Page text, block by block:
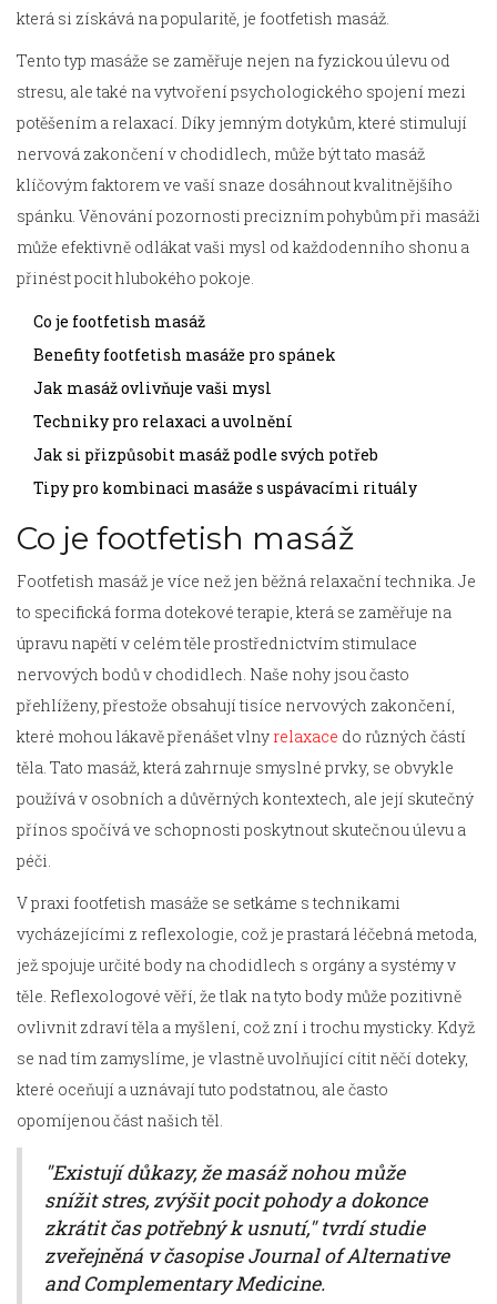
která si získává na popularitě, je footfetish masáž.
Tento typ masáže se zaměřuje nejen na fyzickou úlevu od
stresu, ale také na vytvoření psychologického spojení mezi
potěšením a relaxací. Díky jemným dotykům, které stimulují
nervová zakončení v chodidlech, může být tato masáž
klíčovým faktorem ve vaší snaze dosáhnout kvalitnějšího
spánku. Věnování pozornosti precizním pohybům při masáži
může efektivně odlákat vaši mysl od každodenního shonu a
přinést pocit hlubokého pokoje.
Co je footfetish masáž
Benefity footfetish masáže pro spánek
Jak masáž ovlivňuje vaši mysl
Techniky pro relaxaci a uvolnění
Jak si přizpůsobit masáž podle svých potřeb
Tipy pro kombinaci masáže s uspávacími rituály
Co je footfetish masáž
Footfetish masáž je více než jen běžná relaxační technika. Je
to specifická forma dotekové terapie, která se zaměřuje na
úpravu napětí v celém těle prostřednictvím stimulace
nervových bodů v chodidlech. Naše nohy jsou často
přehlíženy, přestože obsahují tisíce nervových zakončení,
které mohou lákavě přenášet vlny relaxace do různých částí
těla. Tato masáž, která zahrnuje smyslné prvky, se obvykle
používá v osobních a důvěrných kontextech, ale její skutečný
přínos spočívá ve schopnosti poskytnout skutečnou úlevu a
péči.
V praxi footfetish masáže se setkáme s technikami
vycházejícími z reflexologie, což je prastará léčebná metoda,
jež spojuje určité body na chodidlech s orgány a systémy v
těle. Reflexologové věří, že tlak na tyto body může pozitivně
ovlivnit zdraví těla a myšlení, což zní i trochu mysticky. Když
se nad tím zamyslíme, je vlastně uvolňující cítit něčí doteky,
které oceňují a uznávají tuto podstatnou, ale často
opomíjenou část našich těl.
"Existují důkazy, že masáž nohou může
snížit stres, zvýšit pocit pohody a dokonce
zkrátit čas potřebný k usnutí," tvrdí studie
zveřejněná v časopise Journal of Alternative
and Complementary Medicine.